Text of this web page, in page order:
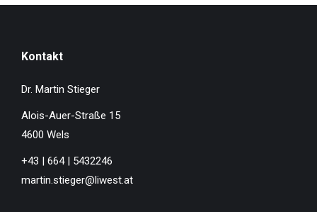
Kontakt
Dr. Martin Stieger
Alois-Auer-Straße 15
4600 Wels
+43 | 664 | 5432246
martin.stieger@liwest.at